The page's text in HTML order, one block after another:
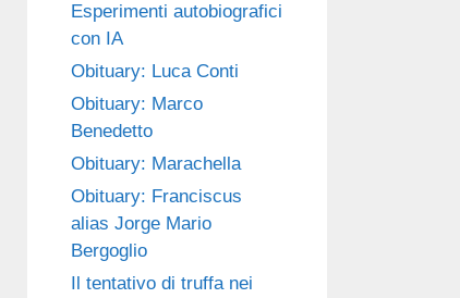
Esperimenti autobiografici
con IA
Obituary: Luca Conti
Obituary: Marco
Benedetto
Obituary: Marachella
Obituary: Franciscus
alias Jorge Mario
Bergoglio
Il tentativo di truffa nei